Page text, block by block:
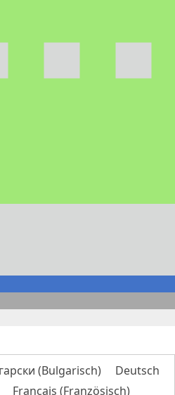
(Bulgarisch)
Deutsch
Français (Französisch)